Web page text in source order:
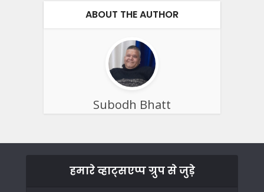
ABOUT THE AUTHOR
Subodh Bhatt
हमारे व्हाट्सएप्प ग्रुप से जुड़े